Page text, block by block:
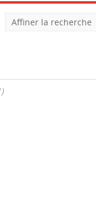
Affiner la recherche